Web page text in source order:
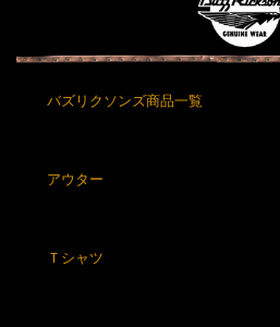
バズリクソンズ商品一覧
アウター
Ｔシャツ